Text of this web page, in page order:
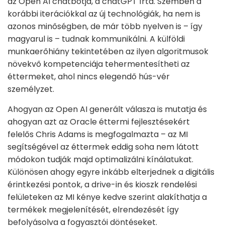
korábbi iterációkkal az új technológiák, ha nem is
azonos minőségben, de már több nyelven is – így
magyarul is – tudnak kommunikálni. A külföldi
munkaerőhiány tekintetében az ilyen algoritmusok
növekvő kompetenciája tehermentesítheti az
éttermeket, ahol nincs elegendő hús-vér
személyzet.
Ahogyan az Open AI generált válasza is mutatja és
ahogyan azt az Oracle éttermi fejlesztésekért
felelős Chris Adams is megfogalmazta – az MI
segítségével az éttermek eddig soha nem látott
módokon tudják majd optimalizálni kínálatukat.
Különösen ahogy egyre inkább elterjednek a digitális
érintkezési pontok, a drive-in és kioszk rendelési
felületeken az MI kénye kedve szerint alakíthatja a
termékek megjelenítését, elrendezését így
befolyásolva a fogyasztói döntéseket.